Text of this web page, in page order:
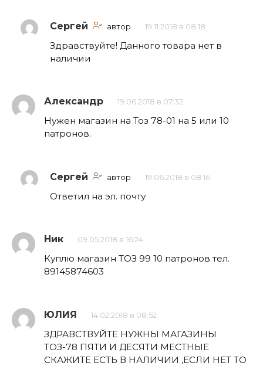
Сергей автор 19.11.2018 в 08:18
Здравствуйте! Данного товара нет в
наличии
Александр 19.06.2018 в 07:32
Нужен магазин на Тоз 78-01 на 5 или 10
патронов.
Сергей автор 19.06.2018 в 08:16
Ответил на эл. почту
Ник 09.05.2018 в 16:24
Куплю магазин ТОЗ 99 10 патронов тел.
89145874603
ЮЛИЯ 14.02.2018 в 08:52
ЗДРАВСТВУЙТЕ НУЖНЫ МАГАЗИНЫ
ТОЗ-78 ПЯТИ И ДЕСЯТИ МЕСТНЫЕ
СКАЖИТЕ ЕСТЬ В НАЛИЧИИ ,ЕСЛИ НЕТ ТО